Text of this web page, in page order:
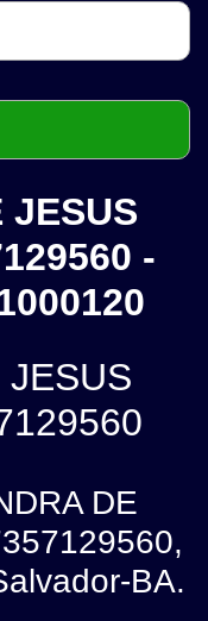
JESUS
-
JESUS
DE
BA.